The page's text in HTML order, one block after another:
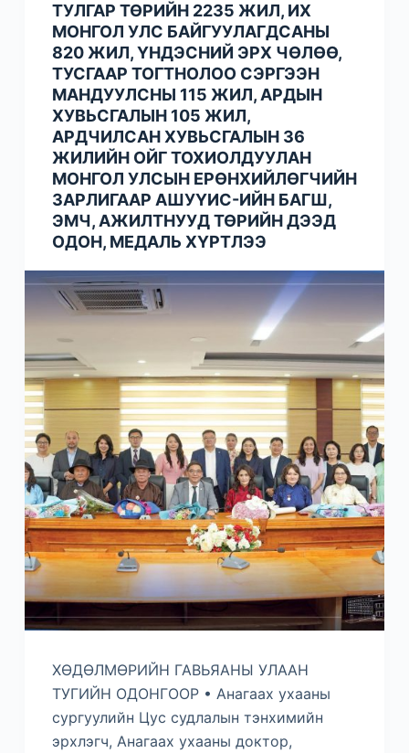
ТУЛГАР ТӨРИЙН 2235 ЖИЛ, ИХ
МОНГОЛ УЛС БАЙГУУЛАГДСАНЫ
820 ЖИЛ, ҮНДЭСНИЙ ЭРХ ЧӨЛӨӨ,
ТУСГААР ТОГТНОЛОО СЭРГЭЭН
МАНДУУЛСНЫ 115 ЖИЛ, АРДЫН
ХУВЬСГАЛЫН 105 ЖИЛ,
АРДЧИЛСАН ХУВЬСГАЛЫН 36
ЖИЛИЙН ОЙГ ТОХИОЛДУУЛАН
МОНГОЛ УЛСЫН ЕРӨНХИЙЛӨГЧИЙН
ЗАРЛИГААР АШУҮИС-ИЙН БАГШ,
ЭМЧ, АЖИЛТНУУД ТӨРИЙН ДЭЭД
ОДОН, МЕДАЛЬ ХҮРТЛЭЭ
ХӨДӨЛМӨРИЙН ГАВЬЯАНЫ УЛААН
ТУГИЙН ОДОНГООР • Анагаах ухааны
сургуулийн Цус судлалын тэнхимийн
эрхлэгч, Анагаах ухааны доктор,